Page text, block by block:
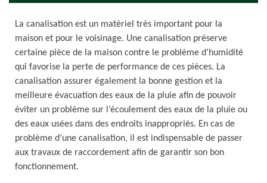
La canalisation est un matériel très important pour la
maison et pour le voisinage. Une canalisation préserve
certaine pièce de la maison contre le problème d’humidité
qui favorise la perte de performance de ces pièces. La
canalisation assurer également la bonne gestion et la
meilleure évacuation des eaux de la pluie afin de pouvoir
éviter un problème sur l’écoulement des eaux de la pluie ou
des eaux usées dans des endroits inappropriés. En cas de
problème d’une canalisation, il est indispensable de passer
aux travaux de raccordement afin de garantir son bon
fonctionnement.